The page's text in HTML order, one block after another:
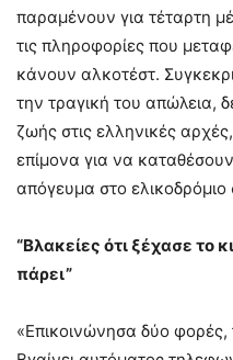
παραμένουν για τέταρτη
τις πληροφορίες που
κάνουν αλκοτέστ.
την τραγική του απώλεια,
ζωής στις ελληνικές
επίμονα για να
απόγευμα στο ελικοδρόμιο
“Βλακείες ότι ξέχασε το
πάρει”
«Επικοινώνησα δύο φορές,